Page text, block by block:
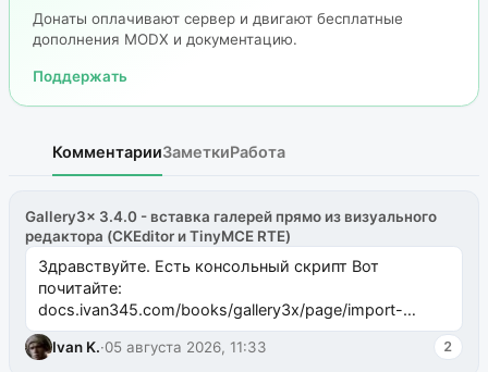
Донаты оплачивают сервер и двигают бесплатные
дополнения MODX и документацию.
Поддержать
КомментарииЗаметкиРабота
Gallery3x 3.4.0 - вставка галерей прямо из визуального
редактора (CKEditor и TinyMCE RTE)
Здравствуйте. Есть консольный скрипт Вот
почитайте:
docs.ivan345.com/books/gallery3x/page/import-
ms2galleryphp
Ivan K.·05 августа 2026, 11:33 2